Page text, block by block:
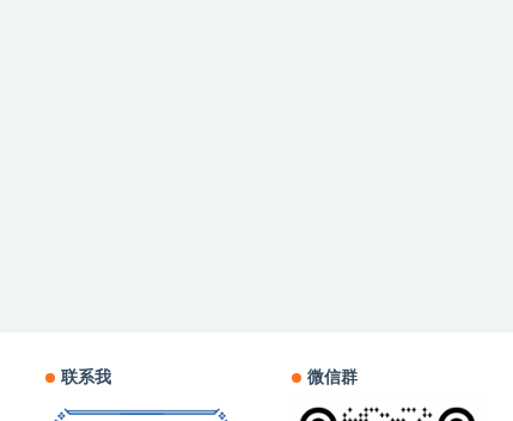
联系我 微信群